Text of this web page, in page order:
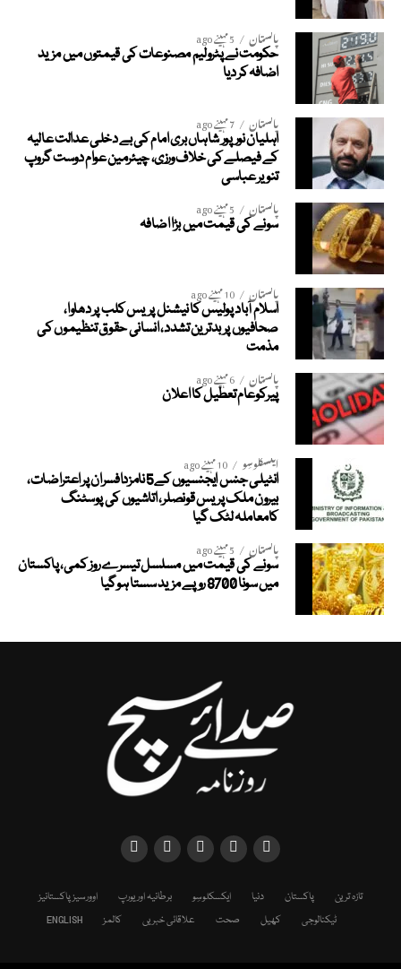
پاکستان 5 مہینے ago
حکومت نے پٹرولیم مصنوعات کی قیمتوں میں مزید
اضافہ کر دیا
پاکستان 7 مہینے ago
اہلیان نورپور شاہاں بری امام کی بے دخلی عدالت عالیہ
کے فیصلے کی خلاف ورزی، چیئرمین عوام دوست گروپ
تنویر عباسی
پاکستان 5 مہینے ago
سونے کی قیمت میں بڑا اضافہ
پاکستان 10 مہینے ago
اسلام آباد پولیس کا نیشنل پریس کلب پر دھاوا،
صحافیوں پر بدترین تشدد، انسانی حقوق تنظیموں کی
مذمت
پاکستان 6 مہینے ago
پیرکوعام تعطیل کا اعلان
ایکسکلوسِو 10 مہینے ago
انٹیلی جنس ایجنسیوں کے5 نامزدافسران پر اعتراضات،
بیرون ملک پریس قونصلر، اتاشیوں کی پوسٹنگ
کامعاملہ لٹک گیا
پاکستان 5 مہینے ago
سونے کی قیمت میں مسلسل تیسرے روز کمی، پاکستان
میں سونا 8700 روپے مزید سستا ہوگیا
تازہ ترین پاکستان دنیا ایکسکلوسِو برطانیہ اور یورپ
اوورسیز پاکستانیز
ٹیکنالوجی
کھیل صحت علاقائی خبریں کالمز ENGLISH